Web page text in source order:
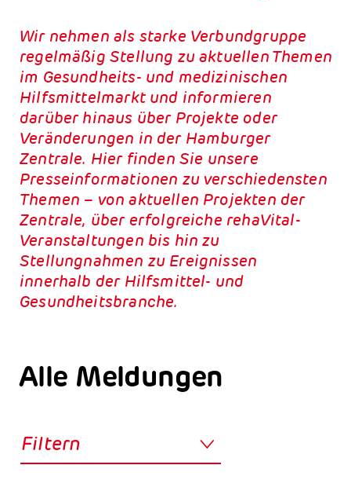
Wir nehmen als starke Verbundgruppe
regelmäßig Stellung zu aktuellen Themen
im Gesundheits- und medizinischen
Hilfsmittelmarkt und informieren
darüber hinaus über Projekte oder
Veränderungen in der Hamburger
Zentrale. Hier finden Sie unsere
Presseinformationen zu verschiedensten
Themen – von aktuellen Projekten der
Zentrale, über erfolgreiche rehaVital-
Veranstaltungen bis hin zu
Stellungnahmen zu Ereignissen
innerhalb der Hilfsmittel- und
Gesundheitsbranche.
Alle Meldungen
Filtern